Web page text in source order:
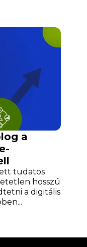
a
tudatos
hosszú
a digitális